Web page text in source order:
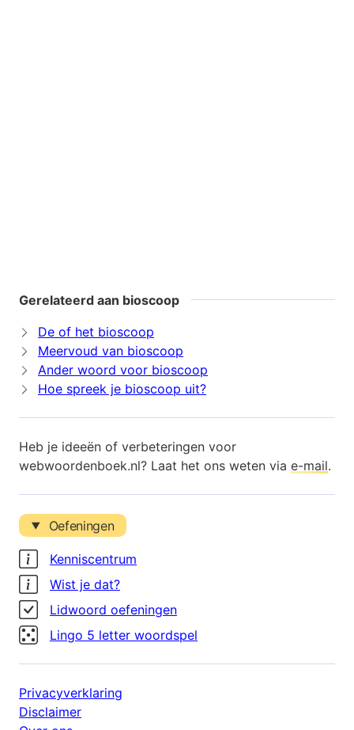
Gerelateerd aan bioscoop
De of het bioscoop
Meervoud van bioscoop
Ander woord voor bioscoop
Hoe spreek je bioscoop uit?
Heb je ideeën of verbeteringen voor
webwoordenboek.nl? Laat het ons weten via e-mail.
Oefeningen
Kenniscentrum
Wist je dat?
Lidwoord oefeningen
Lingo 5 letter woordspel
Privacyverklaring
Disclaimer